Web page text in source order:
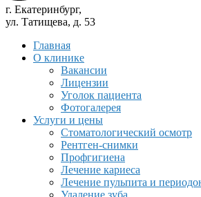
г. Екатеринбург,
ул. Татищева, д. 53
Главная
О клинике
Вакансии
Лицензии
Уголок пациента
Фотогалерея
Услуги и цены
Стоматологический осмотр
Рентген-снимки
Профгигиена
Лечение кариеса
Лечение пульпита и
Удаление зуба